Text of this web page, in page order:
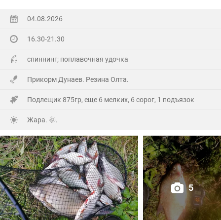
поймал.
На заказе еще покидал спиннинг. Поймал 8 наников.
Отпустил, и пошел домой.
04.08.2026
16.30-21.30
спиннинг; поплавочная удочка
Прикорм Дунаев. Резина Олта.
Подлещик 875гр, еще 6 мелких, 6 сорог, 1 подъязок
Жара. 🌞.
5